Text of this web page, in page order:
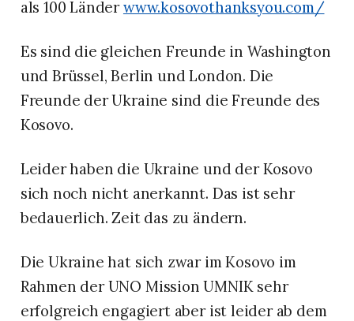
als 100 Länderwww.kosovothanksyou.com/
Es sind die gleichen Freunde in Washington
und Brüssel, Berlin und London. Die
Freunde der Ukraine sind die Freunde des
Kosovo.
Leider haben die Ukraine und der Kosovo
sich noch nicht anerkannt. Das ist sehr
bedauerlich. Zeit das zu ändern.
Die Ukraine hat sich zwar im Kosovo im
Rahmen der UNO Mission UMNIK sehr
erfolgreich engagiert aber ist leider ab dem